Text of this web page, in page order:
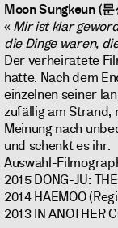
Moon Sungkeun (
«Mir ist klar
die Dinge waren,
Der verheiratete
hatte. Nach dem
einzelnen seiner
zufällig am Strand,
Meinung nach
und schenkt es ihr.
Auswahl-
2015 DONG-JU:
2014 HAEMOO
2013 IN ANOTHER